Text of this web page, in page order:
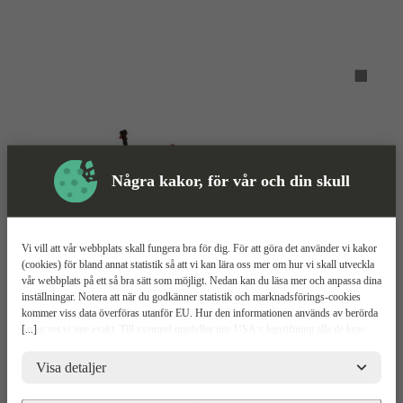
Några kakor, för vår och din skull
[...]
Vi vill att vår webbplats skall fungera bra för dig. För att göra det använder vi kakor
(cookies) för bland annat statistik så att vi kan lära oss mer om hur vi skall utveckla
vår webbplats på ett så bra sätt som möjligt. Nedan kan du läsa mer och anpassa dina
inställningar. Notera att när du godkänner statistik och marknadsförings-cookies
kommer viss data överföras utanför EU. Hur den informationen används av berörda
bolag vet vi inte exakt. Till exempel uppfyller inte USA:s lagstiftning alla de krav
risker för dina personuppgifter. De berörda bolagen måste lämna över uppgifter till
brottsbekämpande myndigheter i USA om de får en sådan begäran. Det kan dock
Visa detaljer
Grästrimmer Mer information
Hitachi CG 27EJ
Relaterade
Produkter
Mer information